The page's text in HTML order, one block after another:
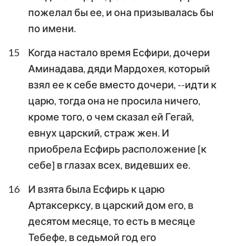
8
9 10
пожелал бы ее, и она призывалась бы
по имени.
15
Когда настало время Есфири, дочери
Аминадава, дяди Мардохея, который
взял ее к себе вместо дочери, --идти к
царю, тогда она не просила ничего,
кроме того, о чем сказал ей Гегай,
евнух царский, страж жен. И
приобрела Есфирь расположение [к
себе] в глазах всех, видевших ее.
16
И взята была Есфирь к царю
Артаксерксу, в царский дом его, в
десятом месяце, то есть в месяце
Тебефе, в седьмой год его